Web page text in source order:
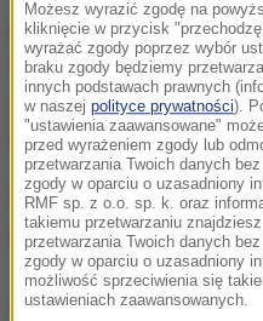
Mężczyzna ma ciemne,
W dniu kradzieży miał
niebieskie, jeansowe
była ubrana w żółty
Osoby, które mogą
proszeni są o kontakt z
Dalsza część artykułu
Możesz wyrazić zgodę na
kliknięcie w przycisk
wyrażać zgody poprzez wybór
braku zgody będziemy
innych podstawach prawnych
w naszej polityce prywatności).
"ustawienia zaawansowane"
przed wyrażeniem zgody lub
przetwarzania Twoich danych
zgody w oparciu o uzasadniony
RMF sp. z o.o. sp. k. oraz
takiemu przetwarzaniu
przetwarzania Twoich danych
zgody w oparciu o uzasadniony
możliwość sprzeciwienia się
ustawieniach zaawansowanych.